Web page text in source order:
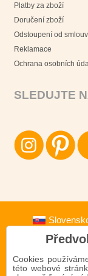
Platby za zboží
Doručení zboží
Odstoupení od
Reklamace
Ochrana osobních
SLEDUJTE
Cookies
této webové